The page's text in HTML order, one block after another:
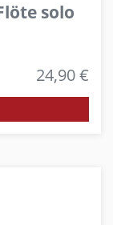
solo
24,90 €